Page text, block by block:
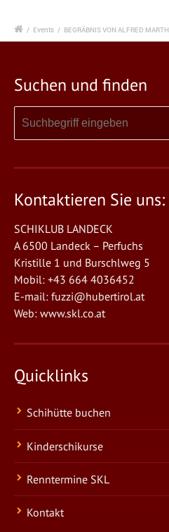
/ Events / BEGRÄBNIS VON ALFRED MARTH
Suchen und finden
Kontaktieren Sie uns:
SCHIKLUB LANDECK
A 6500 Landeck – Perfuchs
Kristille 1 und Burschlweg 5
Mobil: +43 664 4036452
E-mail: fuzzi@hubertirol.at
Web: www.skl.co.at
Quicklinks
Schihütte buchen
Kinderschikurse
Renntermine SKL
Kontakt